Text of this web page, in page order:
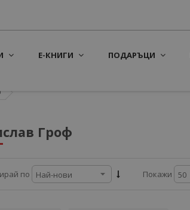
Е-КНИГИ ПОДАРЪЦИ
Гроф
по Покажи